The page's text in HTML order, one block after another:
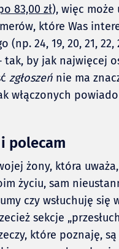
83,00 zł), więc może
które Was
(np. 24, 19, 20, 21, 22,
by jak najwięcej
zgłoszeń nie ma
włączonych
i polecam
żony, która
życiu, sam
czy wsłuchuję
sekcje
które poznaję,